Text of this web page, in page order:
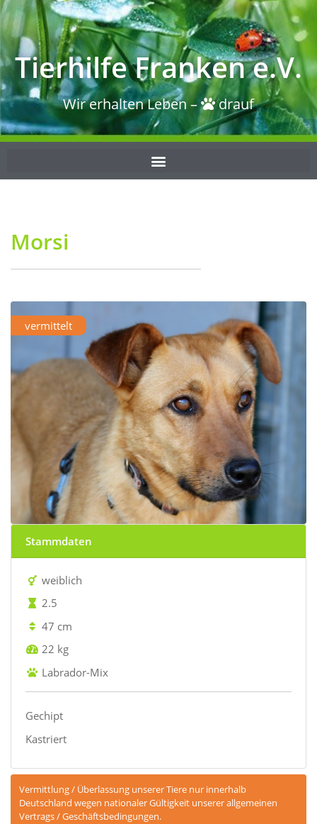
Tierhilfe Franken e.V.
Wir erhalten Leben – drauf
Morsi
vermittelt
Stammdaten
weiblich
2.5
47 cm
22 kg
Labrador-Mix
Gechipt
Kastriert
Vermittlung / Überlassung unserer Tiere nur innerhalb
Deutschland wegen nationaler Gültigkeit unserer allgemeinen
Vertrags / Geschäftsbedingungen.